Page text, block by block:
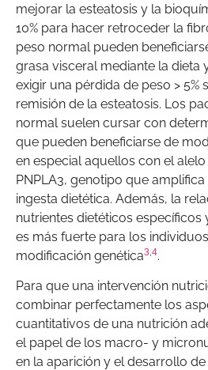
mejorar la esteatosis y la
10% para hacer retroceder la
peso normal pueden
grasa visceral mediante la dieta
exigir una pérdida de peso > 5%
remisión de la esteatosis. Los
normal suelen cursar con
que pueden beneficiarse de
en especial aquellos con el alelo
PNPLA3, genotipo que
ingesta dietética. Además, la
nutrientes dietéticos específicos
es más fuerte para los
modificación genética3 4.
Para que una intervención
combinar perfectamente los
cuantitativos de una nutrición
el papel de los macro- y
en la aparición y el desarrollo